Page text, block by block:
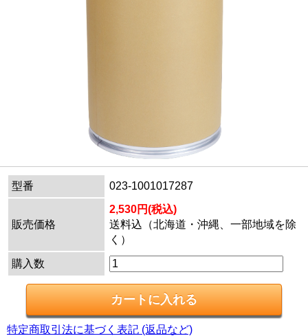
型番 023-1001017287
販売価格
2,530円(税込)
送料込（北海道・沖縄、一部地域を除
く）
購入数
特定商取引法に基づく表記 (返品など)